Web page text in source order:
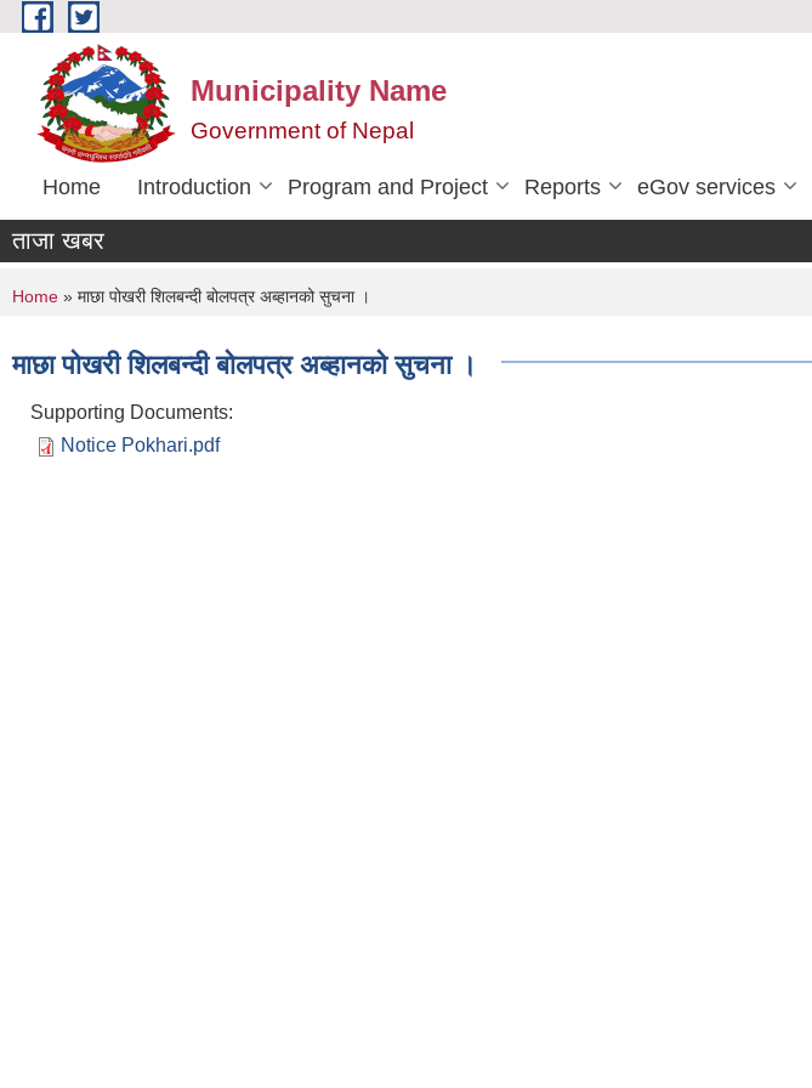
Skip to main content
Municipality Name
Government of Nepal
Home Introduction Program and Project Reports eGov services
ताजा खबर
You are here
Home » माछा पोखरी शिलबन्दी बोलपत्र अब्हानको सुचना ।
माछा पोखरी शिलबन्दी बोलपत्र अब्हानको सुचना ।
Supporting Documents:
Notice Pokhari.pdf